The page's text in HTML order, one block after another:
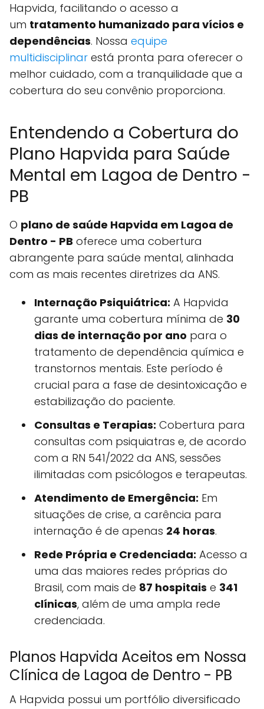
Hapvida, facilitando o acesso a
um tratamento humanizado para vícios e
dependências. Nossa equipe
multidisciplinar está pronta para oferecer o
melhor cuidado, com a tranquilidade que a
cobertura do seu convênio proporciona.
Entendendo a Cobertura do
Plano Hapvida para Saúde
Mental em Lagoa de Dentro -
PB
O plano de saúde Hapvida em Lagoa de
Dentro - PB oferece uma cobertura
abrangente para saúde mental, alinhada
com as mais recentes diretrizes da ANS.
Internação Psiquiátrica: A Hapvida
garante uma cobertura mínima de 30
dias de internação por ano para o
tratamento de dependência química e
transtornos mentais. Este período é
crucial para a fase de desintoxicação e
estabilização do paciente.
Consultas e Terapias: Cobertura para
consultas com psiquiatras e, de acordo
com a RN 541/2022 da ANS, sessões
ilimitadas com psicólogos e terapeutas.
Atendimento de Emergência: Em
situações de crise, a carência para
internação é de apenas 24 horas.
Rede Própria e Credenciada: Acesso a
uma das maiores redes próprias do
Brasil, com mais de 87 hospitais e 341
clínicas, além de uma ampla rede
credenciada.
Planos Hapvida Aceitos em Nossa
Clínica de Lagoa de Dentro - PB
A Hapvida possui um portfólio diversificado